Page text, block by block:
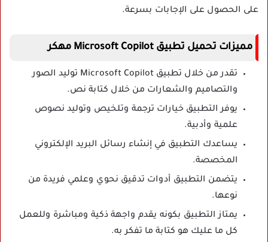
على الحصول على الإجابات بسرعة.
مميزات تحميل تطبيق Microsoft Copilot مهكر
تقدر من خلال تطبيق Microsoft Copilot توليد الصور
والتصاميم والشعارات من خلال كتابة نص.
يوفر التطبيق خيارات ترجمة وتلخيص وتوليد نصوص
علمية وأدبية.
يساعدك التطبيق في إنشاء رسائل البريد الإلكتروني
المخصصة.
يتضمن التطبيق أدوات تدقيق نحوي وعلمي فريدة من
نوعها.
يمتاز التطبيق بكونه يقدم واجهة ذكية ومباشرة وللعمل
كل ما عليك هو كتابة ما تفكر به.